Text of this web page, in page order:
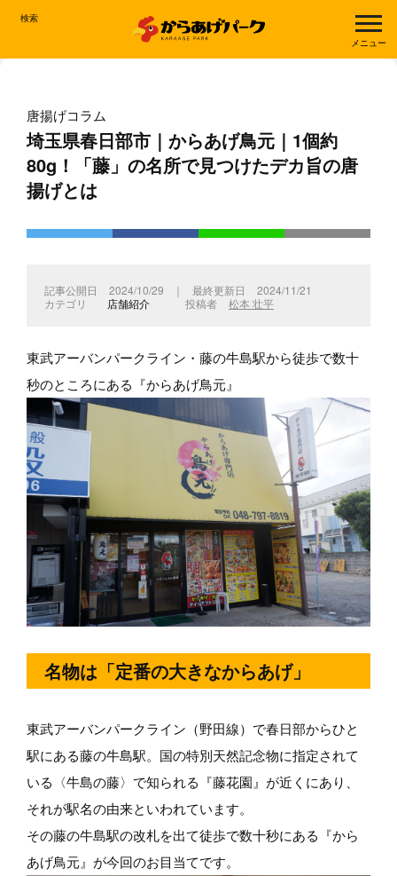
検索
メニュー
唐揚げコラム
埼玉県春日部市｜からあげ鳥元｜1個約
80g！「藤」の名所で見つけたデカ旨の唐
揚げとは
2024/10/29 ｜
2024/11/21
店舗紹介
松本 壮平
東武アーバンパークライン・藤の牛島駅から徒歩で数十
秒のところにある『からあげ鳥元』
名物は「定番の大きなからあげ」
東武アーバンパークライン（野田線）で春日部からひと
駅にある藤の牛島駅。国の特別天然記念物に指定されて
いる〈牛島の藤〉で知られる『藤花園』が近くにあり、
それが駅名の由来といわれています。
その藤の牛島駅の改札を出て徒歩で数十秒にある『から
あげ鳥元』が今回のお目当てです。